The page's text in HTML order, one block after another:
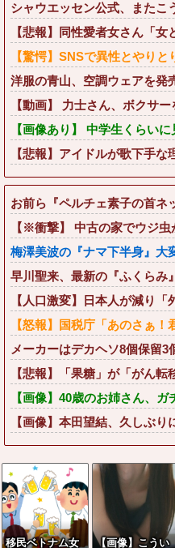
シャウエッセン公式、またこ
【悲報】同性愛者女さん「
【驚愕】SNSで異性とやり
洋服の青山、空調ウェアを発
【動画】 力士さん、ボクサ
【画像あり】 中学生くらい
【悲報】アイドルが歌下手な
お前ら『ペルチェ素子の首ネ
【※衝撃】 中古の家でウジ
梅澤美波の『ナマ下半身』大
早川聖来、最新の『ふくらみ
【人口激変】日本人が減り
【怒報】国税庁「あのさぁ
メーカーはデカヘソ8個保留
【悲報】「果糖」が「がん転
【画像】40歳のお姉さん、
【画像】本田望結、久しぶ
移民ベトナム女 【画像】こうい